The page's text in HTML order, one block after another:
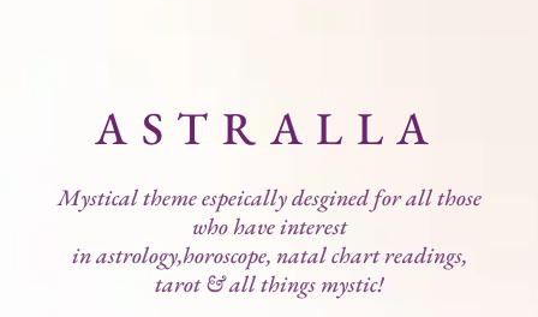
ASTRALLA
Mystical theme espeically desgined for all those
who have interest
in astrology,horoscope, natal chart readings,
tarot & all things mystic!